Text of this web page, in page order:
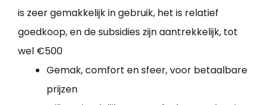
is zeer gemakkelijk in gebruik, het is relatief
goedkoop, en de subsidies zijn aantrekkelijk, tot
wel €500
Gemak, comfort en sfeer, voor betaalbare
prijzen